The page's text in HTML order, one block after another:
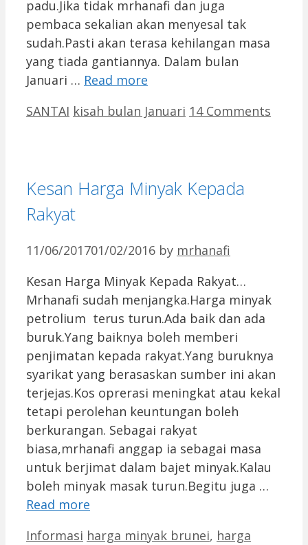
padu.Jika tidak mrhanafi dan juga
pembaca sekalian akan menyesal tak
sudah.Pasti akan terasa kehilangan masa
yang tiada gantiannya. Dalam bulan
Januari … Read more
Categories
SANTAI Tags
kisah bulan Januari 14 Comments
Kesan Harga Minyak Kepada
Rakyat
11/06/201701/02/2016 by mrhanafi
Kesan Harga Minyak Kepada Rakyat…
Mrhanafi sudah menjangka.Harga minyak
petrolium terus turun.Ada baik dan ada
buruk.Yang baiknya boleh memberi
penjimatan kepada rakyat.Yang buruknya
syarikat yang berasaskan sumber ini akan
terjejas.Kos oprerasi meningkat atau kekal
tetapi perolehan keuntungan boleh
berkurangan. Sebagai rakyat
biasa,mrhanafi anggap ia sebagai masa
untuk berjimat dalam bajet minyak.Kalau
boleh minyak masak turun.Begitu juga …
Read more
Categories
Informasi Tags
harga minyak brunei, harga